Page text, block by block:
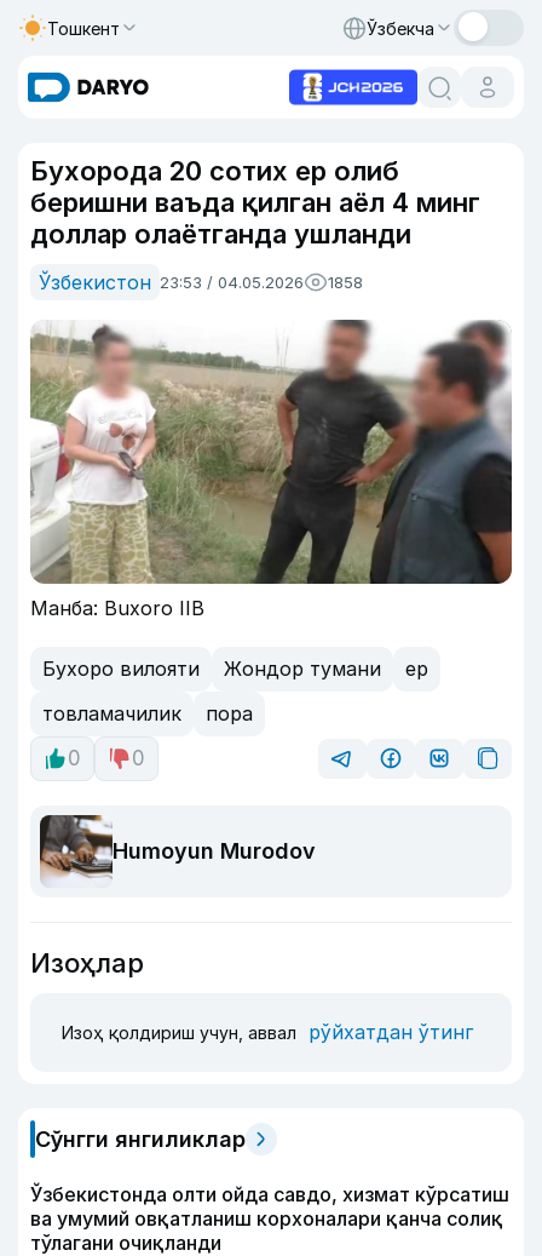
Тошкент Ўзбекча
Бухорода 20 сотих ер олиб
беришни ваъда қилган аёл 4 минг
доллар олаётганда ушланди
Ўзбекистон 23:53 / 04.05.2026 1858
Манба: Buxoro IIB
Бухоро вилояти Жондор тумани
ер
товламачилик
пора
0
0
Humoyun Murodov
Изоҳлар
Изоҳ қолдириш учун, аввал рўйхатдан ўтинг
Сўнгги янгиликлар
Ўзбекистонда олти ойда савдо, хизмат кўрсатиш
ва умумий овқатланиш корхоналари қанча солиқ
тўлагани очиқланди